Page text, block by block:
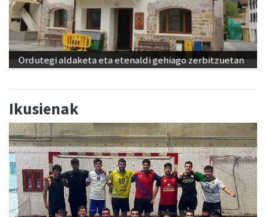
Ordutegi aldaketa eta etenaldi gehiago zerbitzuetan
Ikusienak